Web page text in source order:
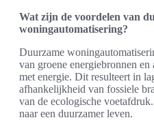
Wat zijn de voordelen van
woningautomatisering?
Duurzame
van groene energiebronnen
met energie. Dit resulteert in
afhankelijkheid van fossiele
van de ecologische
naar een duurzamer leven.